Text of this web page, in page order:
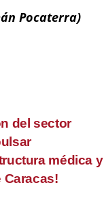
Pocaterra)
del sector
médica y